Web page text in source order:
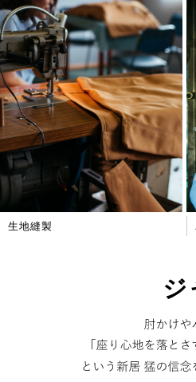
生地縫製
ジ